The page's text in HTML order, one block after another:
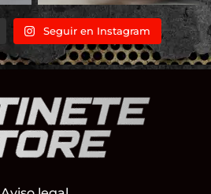
Seguir en Instagram